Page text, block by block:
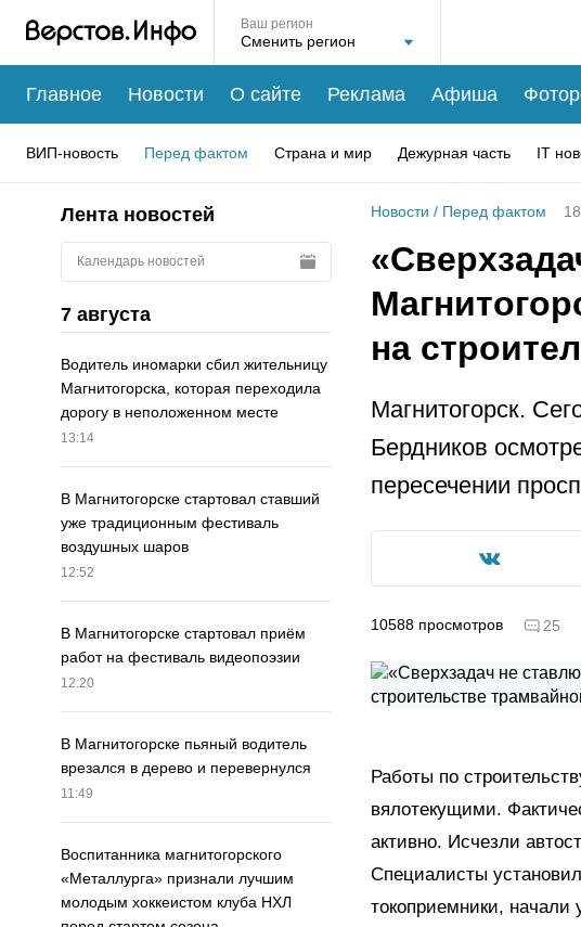
Ваш регион
Главное Новости О сайте Реклама Афиша
ВИП-новость Перед фактом Страна и мир Дежурная часть IT
Лента новостей
Календарь новостей
7 августа
Водитель иномарки сбил жительницу
Магнитогорска, которая переходила
дорогу в неположенном месте
13:14
В Магнитогорске стартовал ставший
уже традиционным фестиваль
воздушных шаров
12:52
В Магнитогорске стартовал приём
работ на фестиваль видеопоэзии
12:20
В Магнитогорске пьяный водитель
врезался в дерево и перевернулся
11:49
Воспитанника магнитогорского
«Металлурга» признали лучшим
молодым хоккеистом клуба НХЛ
Новости / Перед фактом
на
Магнитогорск.
Бердников
пересечении
10588 просмотров 25
Работы по
вялотекущими.
активно. Исчезли
Специалисты
токоприемники, начали